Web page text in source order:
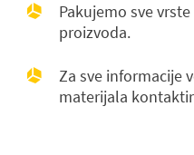
Pakujemo sve
proizvoda.
Za sve informacije
materijala
P